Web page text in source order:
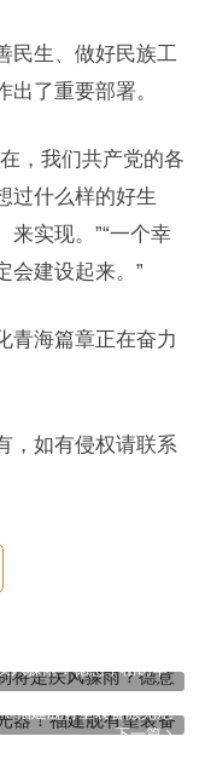
民生、做好民族工
了重要部署。
，我们共产党的各
过什么样的好生
来实现。”“一个幸
会建设起来。”
青海篇章正在奋力
，如有侵权请联系
风骤雨？德意争相访华
下一篇
福建舰有望装备激光炮